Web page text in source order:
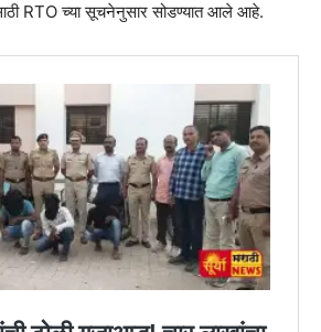
RTO च्या सूचनेनुसार सोडण्यात आले आहे.